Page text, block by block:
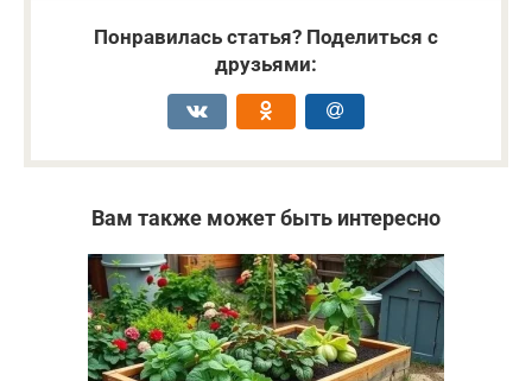
Понравилась статья? Поделиться с
друзьями:
Вам также может быть интересно